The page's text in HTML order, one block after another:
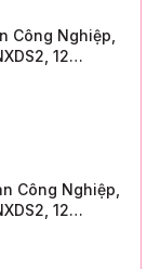
Công Nghiệp,
12
Công Nghiệp,
12